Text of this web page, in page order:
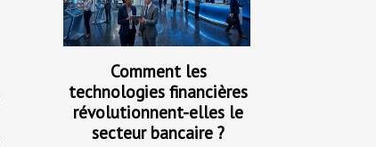
Comment les
technologies financières
révolutionnent-elles le
secteur bancaire ?